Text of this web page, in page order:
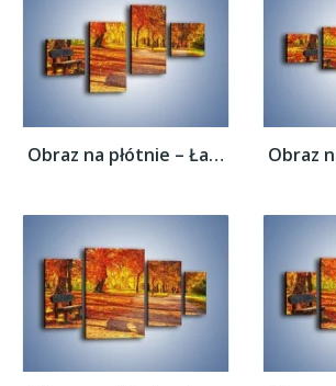
Obraz na płótnie – Ławka pod dębem –...